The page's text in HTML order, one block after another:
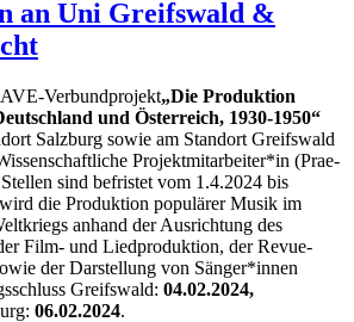
an Uni Greifswald &
Verbundprojekt„Die Produktion
und Österreich, 1930-1950“
Salzburg sowie am Standort Greifswald
Projektmitarbeiter*in (Prae-
sind befristet vom 1.4.2024 bis
die Produktion populärer Musik im
anhand der Ausrichtung des
Film- und Liedproduktion, der Revue-
der Darstellung von Sänger*innen
Greifswald: 04.02.2024,
06.02.2024.